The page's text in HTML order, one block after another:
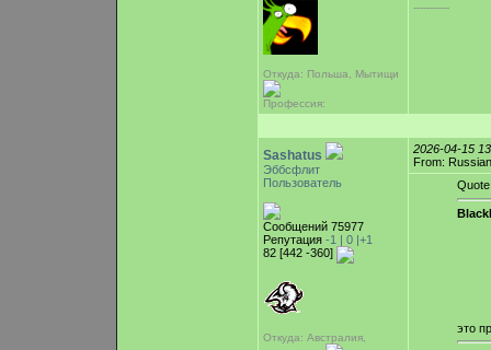
Откуда: Польша, Мытищи
Профессия:
-----------
Sashatus
Эббсфлит
Пользователь
Сообщений 75977
Репутация -1 | 0 |+1
82 [442 -360]
Откуда: Австралия,
2026-04-15
From:
Quote
это